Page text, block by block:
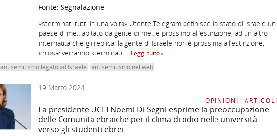
Fonte: Segnalazione
«sterminati tutti in una volta» Utente Telegram definisce lo stato di Israele un
paese di me…abitato da gente di me…e prossimo all’estinzione, ad un altro
internauta che gli replica: la gente di Israele non è prossima all’estinzione,
chiosa: verranno sterminati … Leggi tutto
antisemitismo legato ad Israele antisemitismo nel web
19 Marzo 2024
OPINIONI –ARTICOLI
La presidente UCEI Noemi Di Segni esprime la preoccupazione
delle Comunità ebraiche per il clima di odio nelle università
verso gli studenti ebrei